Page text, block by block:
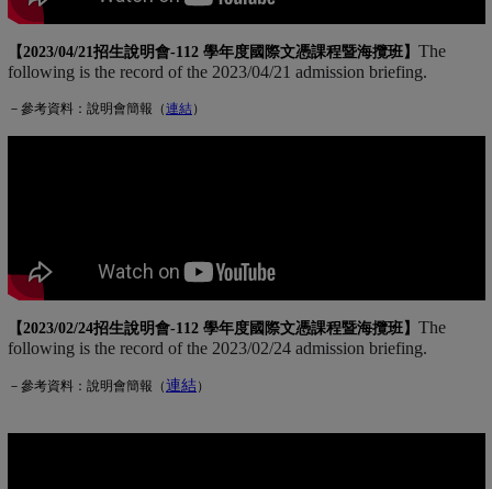
【2023/04/21招生說明會-112 學年度國際文憑課程暨海攬班】 The
following is the record of the 2023/04/21 admission briefing.
－參考資料：說明會簡報（連結(另開新視窗)
）
【2023/02/24招生說明會-112 學年度國際文憑課程暨海攬班】 The
following is the record of the 2023/02/24 admission briefing.
－參考資料：說明會簡報（連結(另開新視窗)
）